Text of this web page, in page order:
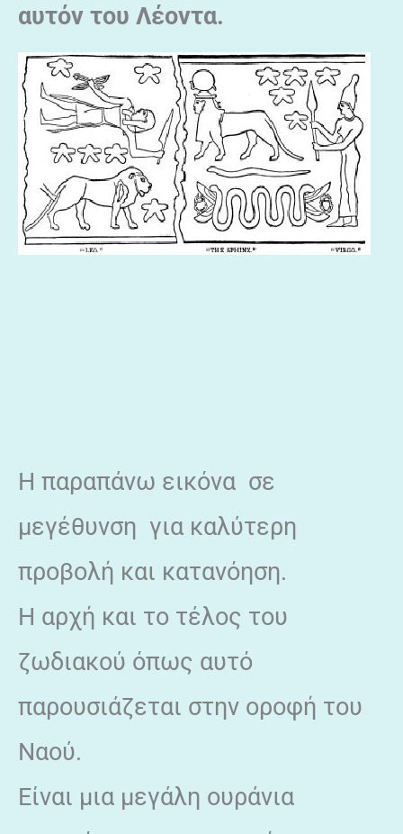
αυτόν του Λέοντα.
Η παραπάνω εικόνα σε
μεγέθυνση για καλύτερη
προβολή και κατανόηση.
Η αρχή και το τέλος του
ζωδιακού όπως αυτό
παρουσιάζεται στην οροφή του
Ναού.
Είναι μια μεγάλη ουράνια